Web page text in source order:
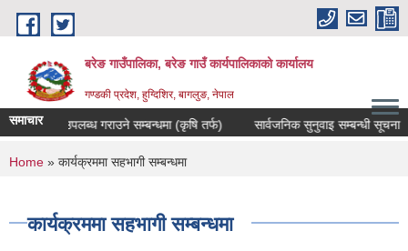
Skip to main content
बरेङ गाउँपालिका, बरेङ गाउँ कार्यपालिकाको कार्यालय
गण्डकी प्रदेश, हुग्दिशिर, बागलुङ, नेपाल
समाचार
दररेट उपलब्ध गराउने सम्बन्धमा (कृषि तर्फ) सार्वजनिक सुनुवाइ सम्बन्धी सूचना
You are here
Home » कार्यक्रममा सहभागी सम्बन्धमा
कार्यक्रममा सहभागी सम्बन्धमा